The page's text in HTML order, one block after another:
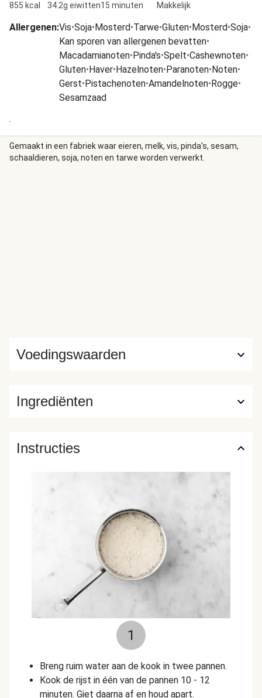
855 kcal
34.2g eiwitten15 minuten
Makkelijk
Allergenen:Vis•Soja•Mosterd•Tarwe•Gluten•Mosterd•Soja•
Kan sporen van allergenen bevatten•
Macadamianoten•Pinda's•Spelt•Cashewnoten•
Gluten•Haver•Hazelnoten•Paranoten•Noten•
Gerst•Pistachenoten•Amandelnoten•Rogge•
Sesamzaad
.
Gemaakt in een fabriek waar eieren, melk, vis, pinda's, sesam,
schaaldieren, soja, noten en tarwe worden verwerkt.
Ingrediënten
Voedingswaarden
Instructies
1
Breng ruim water aan de kook in twee pannen.
Kook de rijst in één van de pannen 10 - 12
minuten. Giet daarna af en houd apart.